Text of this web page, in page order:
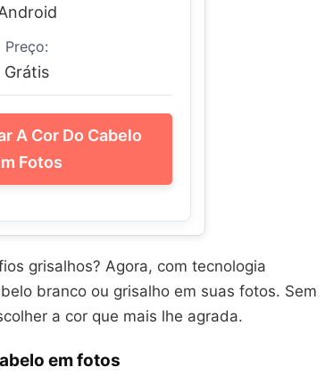
Preço:
Grátis
A Cor Do Cabelo
Fotos
grisalhos? Agora, com tecnologia
branco ou grisalho em suas fotos. Sem
a cor que mais lhe agrada.
em fotos